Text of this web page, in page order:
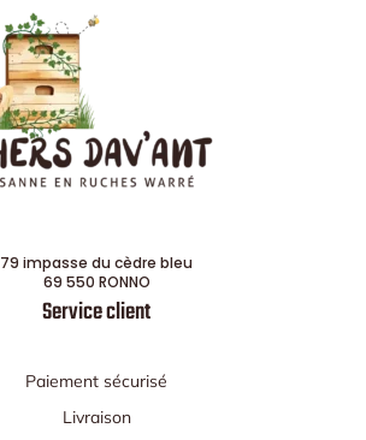
79 impasse du cèdre bleu
69 550 RONNO
Service client
Paiement sécurisé
Livraison